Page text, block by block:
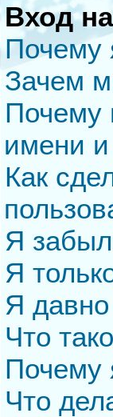
Вход
Почему
Зачем
Почему
имени
Как
Я
Я
Я
Что
Почему
Что